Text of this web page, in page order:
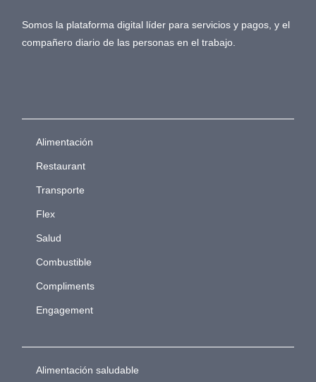
Somos la plataforma digital líder para servicios y pagos, y el
compañero diario de las personas en el trabajo.
Alimentación
Restaurant
Transporte
Flex
Salud
Combustible
Compliments
Engagement
Alimentación saludable